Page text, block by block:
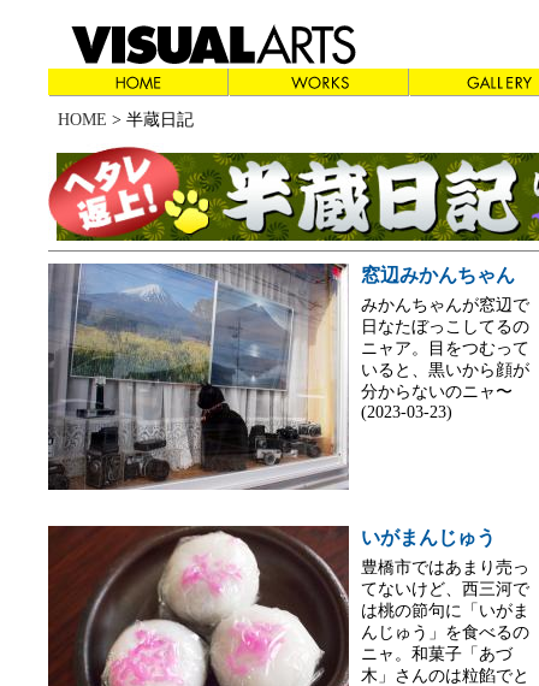
HOME > 半蔵日記
窓辺みかんちゃん
みかんちゃんが窓辺で
日なたぼっこしてるの
ニャア。目をつむって
いると、黒いから顔が
分からないのニャ〜
(2023-03-23)
いがまんじゅう
豊橋市ではあまり売っ
てないけど、西三河で
は桃の節句に「いがま
んじゅう」を食べるの
ニャ。和菓子「あづ
木」さんのは粒餡でと